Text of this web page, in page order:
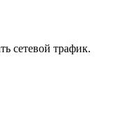
сетевой трафик.